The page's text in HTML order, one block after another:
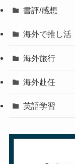
書評/感想
海外で推し活
海外旅行
海外赴任
英語学習